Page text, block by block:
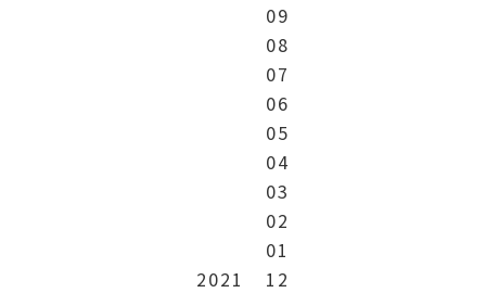
09
08
07
06
05
04
03
02
01
2021
12